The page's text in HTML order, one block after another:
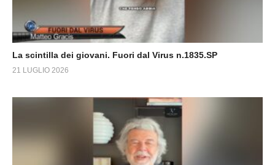
La scintilla dei giovani. Fuori dal Virus n.1835.SP
21 LUGLIO 2026